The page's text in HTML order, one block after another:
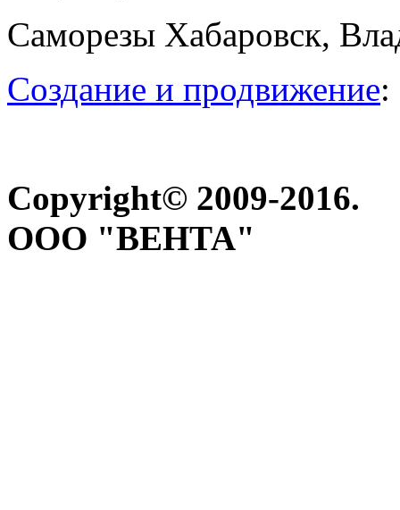
Саморезы Хабаровск,
Создание и продвижение:
Copyright© 2009-2016.
ООО "ВЕНТА"